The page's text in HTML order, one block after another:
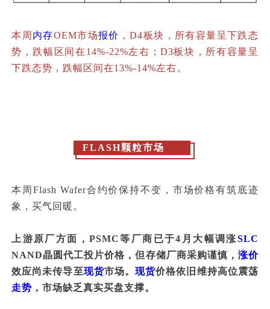
本周 内存OEM市场报价 ，D4板块，所有容量呈下跌态
势，跌幅区间在14%-22%左右；D3板块，所有容量呈
下跌态势，跌幅区间在13%-14%左右。
FLASH颗粒市场
本周Flash Wafer合约价保持不变，市场价格有筑底迹
象，买气回暖。
上游原厂方面，PSMC等厂商已于4月大幅调涨SLC
NAND晶圆代工投片价格，但存储厂商采购谨慎， 涨价
效应尚未传导至现货市场。现货价格依旧维持高位震荡
走势 ，市场缺乏真实买盘支撑。